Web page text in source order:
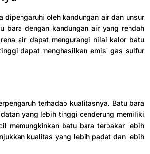
dipengaruhi oleh kandungan air dan unsur
bara dengan kandungan air yang rendah
air dapat mengurangi nilai kalor batu
dapat menghasilkan emisi gas sulfur
terhadap kualitasnya. Batu bara
yang lebih tinggi cenderung memiliki
memungkinkan batu bara terbakar lebih
kualitas yang lebih padat dan lebih